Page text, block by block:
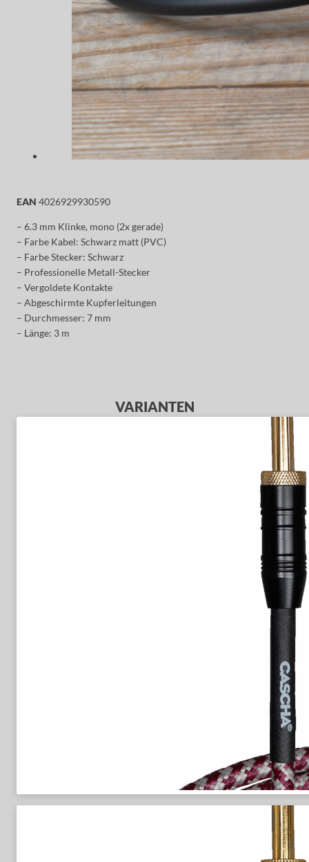
EAN 4026929930590
– 6.3 mm Klinke, mono (2x gerade)
– Farbe Kabel: Schwarz matt (PVC)
– Farbe Stecker: Schwarz
– Professionelle Metall-Stecker
– Vergoldete Kontakte
– Abgeschirmte Kupferleitungen
– Durchmesser: 7 mm
– Länge: 3 m
VARIANTEN